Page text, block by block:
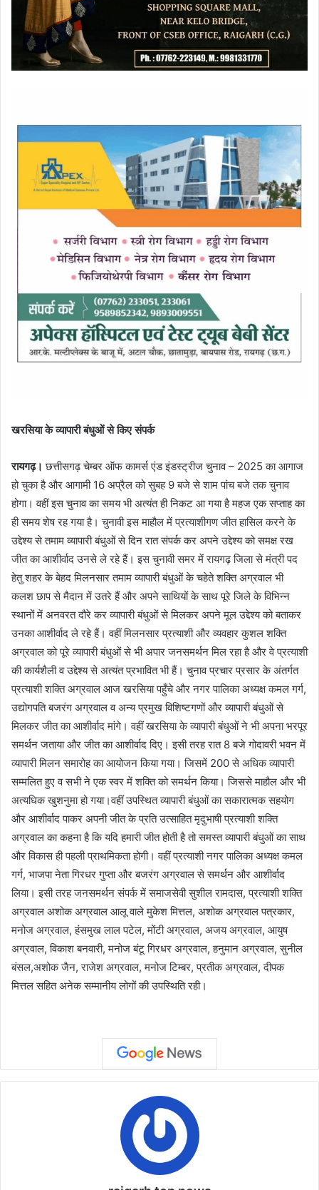
खरसिया के व्यापारी बंधुओं से किए संपर्क
रायगढ़। छत्तीसगढ़ चेम्बर ऑफ कामर्स एंड इंडस्ट्रीज चुनाव – 2025 का आगाज
हो चुका है और आगामी 16 अप्रैल को सुबह 9 बजे से शाम पांच बजे तक चुनाव
होगा। वहीं इस चुनाव का समय भी अत्यंत ही निकट आ गया है महज एक सप्ताह का
ही समय शेष रह गया है। चुनावी इस माहौल में प्रत्याशीगण जीत हासिल करने के
उद्देश्य से तमाम व्यापारी बंधुओं से दिन रात संपर्क कर अपने उद्देश्य को समक्ष रख
जीत का आशीर्वाद उनसे ले रहे हैं। इस चुनावी समर में रायगढ़ जिला से मंत्री पद
हेतु शहर के बेहद मिलनसार तमाम व्यापारी बंधुओं के चहेते शक्ति अग्रवाल भी
कलश छाप से मैदान में उतरे हैं और अपने साथियों के साथ पूरे जिले के विभिन्न
स्थानों में अनवरत दौरे कर व्यापारी बंधुओं से मिलकर अपने मूल उद्देश्य को बताकर
उनका आशीर्वाद ले रहे हैं। वहीं मिलनसार प्रत्याशी और व्यवहार कुशल शक्ति
अग्रवाल को पूरे व्यापारी बंधुओं से भी अपार जनसमर्थन मिल रहा है और वे प्रत्याशी
की कार्यशैली व उद्देश्य से अत्यंत प्रभावित भी हैं। चुनाव प्रचार प्रसार के अंतर्गत
प्रत्याशी शक्ति अग्रवाल आज खरसिया पहुँचे और नगर पालिका अध्यक्ष कमल गर्ग,
उद्योगपति बजरंग अग्रवाल व अन्य प्रमुख विशिष्टगणों और व्यापारी बंधुओं से
मिलकर जीत का आशीर्वाद मांगे। वहीं खरसिया के व्यापारी बंधुओं ने भी अपना भरपूर
समर्थन जताया और जीत का आशीर्वाद दिए। इसी तरह रात 8 बजे गोदावरी भवन में
व्यापारी मिलन समारोह का आयोजन किया गया। जिसमें 200 से अधिक व्यापारी
सम्मलित हुए व सभी ने एक स्वर में शक्ति को समर्थन किया। जिससे माहौल और भी
अत्यधिक खुशनुमा हो गया।वहीं उपस्थित व्यापारी बंधुओं का सकारात्मक सहयोग
और आशीर्वाद पाकर अपनी जीत के प्रति उत्साहित मृदुभाषी प्रत्याशी शक्ति
अग्रवाल का कहना है कि यदि हमारी जीत होती है तो समस्त व्यापारी बंधुओं का साथ
और विकास ही पहली प्राथमिकता होगी। वहीं प्रत्याशी नगर पालिका अध्यक्ष कमल
गर्ग, भाजपा नेता गिरधर गुप्ता और बजरंग अग्रवाल से समर्थन और आशीर्वाद
लिया। इसी तरह जनसमर्थन संपर्क में समाजसेवी सुशील रामदास, प्रत्याशी शक्ति
अग्रवाल अशोक अग्रवाल आलू वाले मुकेश मित्तल, अशोक अग्रवाल पत्रकार,
मनोज अग्रवाल, हंसमुख लाल पटेल, मोंटी अग्रवाल, अजय अग्रवाल, आयुष
अग्रवाल, विकाश बनवारी, मनोज बंटू गिरधर अग्रवाल, हनुमान अग्रवाल, सुनील
बंसल,अशोक जैन, राजेश अग्रवाल, मनोज टिम्बर, प्रतीक अग्रवाल, दीपक
मित्तल सहित अनेक सम्मानीय लोगों की उपस्थिति रही।